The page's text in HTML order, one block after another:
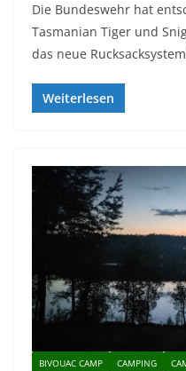
Die Bundeswehr hat
Tasmanian Tiger und
das neue
Weiterlesen
BIVOUAC CAMP CAMPING